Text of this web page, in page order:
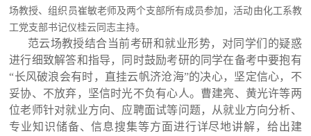
场教授、组织员崔敏老师及两个支部所有成员参加，活动由化工系教
工党支部书记仪桂云同志主持。
范云场教授结合当前考研和就业形势，对同学们的疑惑
进行细致解答和指导，同时鼓励考研的同学在备考中要抱有
“长风破浪会有时，直挂云帆济沧海”的决心，坚定信心，不
妥协、不放弃，坚信时光不负有心人。曹建亮、黄光许等两
位老师针对就业方向、应聘面试等问题，从就业方向分析、
专业知识储备、信息搜集等方面进行详尽地讲解，给出建